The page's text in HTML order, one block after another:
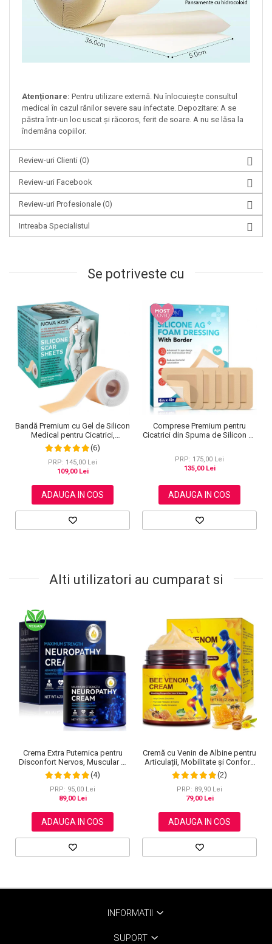
Atenționare: Pentru utilizare externă. Nu înlocuiește consultul
medical în cazul rănilor severe sau infectate. Depozitare: A se
păstra într-un loc uscat și răcoros, ferit de soare. A nu se lăsa la
îndemâna copiilor.
Review-uri Clienti (0)
Review-uri Facebook
Review-uri Profesionale (0)
Intreaba Specialistul
Se potriveste cu
Bandă Premium cu Gel de Silicon
Medical pentru Cicatrici,
Reutilizabilă, NOVA KISS®, 4 cm
x 1.5 m
(6)
PRP: 145,00 Lei
109,00 Lei
ADAUGA IN COS
Comprese Premium pentru
Cicatrici din Spuma de Silicon cu
PRP: 175,00 Lei
135,00 Lei
ADAUGA IN COS
Alti utilizatori au cumparat si
Crema Extra Puternica pentru
Disconfort Nervos, Muscular si
Articular, 120 g
(4)
PRP: 95,00 Lei
89,00 Lei
ADAUGA IN COS
Cremă cu Venin de Albine pentru
Articulații, Mobilitate și Confort,
120 g
(2)
PRP: 89,90 Lei
79,00 Lei
ADAUGA IN COS
INFORMATII
SUPORT